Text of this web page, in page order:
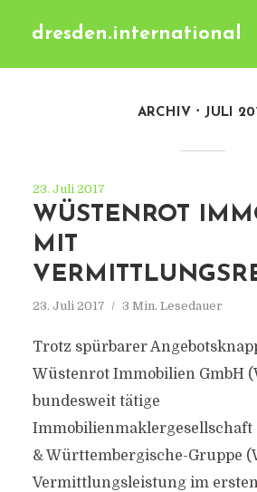
dresden.international
ARCHIV JULI
23. Juli 2017
WÜSTENROT
MIT
23. Juli 2017 3 Min. Lesedauer
Trotz spürbarer
Wüstenrot Immobilien GmbH
bundesweit tätige
Immobilienmaklergesellschaft
& Württembergische-Gruppe
Vermittlungsleistung im